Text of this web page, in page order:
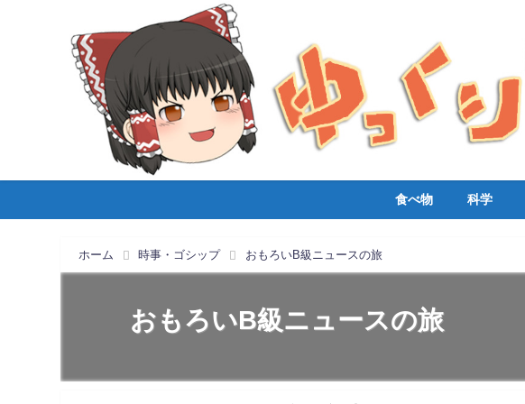
食べ物 科学
ホーム 時事・ゴシップ おもろいB級ニュースの旅
おもろいB級ニュースの旅